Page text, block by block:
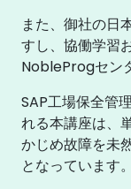
また、御社の日
すし、協働学習
NobleProgセン
SAP工場保全管
れる本講座は、
かじめ故障を未
となっています。